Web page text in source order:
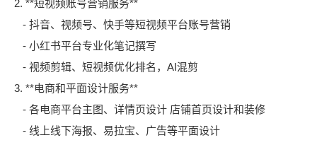
2. **短视频账号营销服务**
- 抖音、视频号、快手等短视频平台账号营销
- 小红书平台专业化笔记撰写
- 视频剪辑、短视频优化排名，AI混剪
3. **电商和平面设计服务**
- 各电商平台主图、详情页设计 店铺首页设计和装修
- 线上线下海报、易拉宝、广告等平面设计